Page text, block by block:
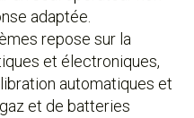
adaptée.
repose sur la
et électroniques,
automatiques et
et de batteries